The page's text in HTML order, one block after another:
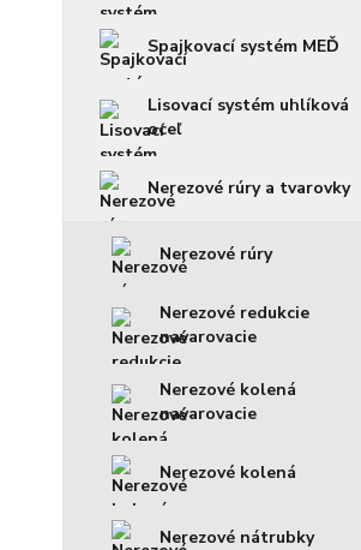
Spajkovací systém MEĎ
Lisovací systém uhlíková
oceľ
Nerezové rúry a tvarovky
Nerezové rúry
Nerezové redukcie
navarovacie
Nerezové kolená
navarovacie
Nerezové kolená
Nerezové nátrubky